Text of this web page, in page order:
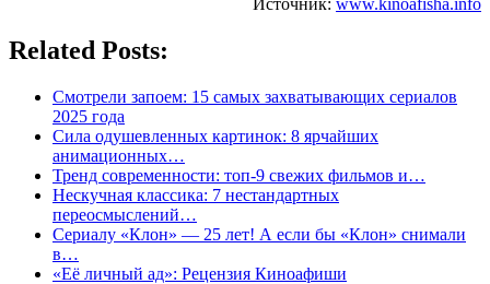
Related Posts:
Смотрели запоем: 15 самых захватывающих сериалов
2025 года
Сила одушевленных картинок: 8 ярчайших
анимационных…
Тренд современности: топ-9 свежих фильмов и…
Нескучная классика: 7 нестандартных
переосмыслений…
Сериалу «Клон» — 25 лет! А если бы «Клон» снимали
в…
«Её личный ад»: Рецензия Киноафиши